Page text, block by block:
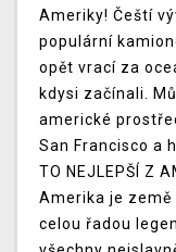
Ameriky! Čeští
populární
opět vrací za
kdysi začínali.
americké
San Francisco a
TO NEJLEPŠÍ Z
Amerika je
celou řadou